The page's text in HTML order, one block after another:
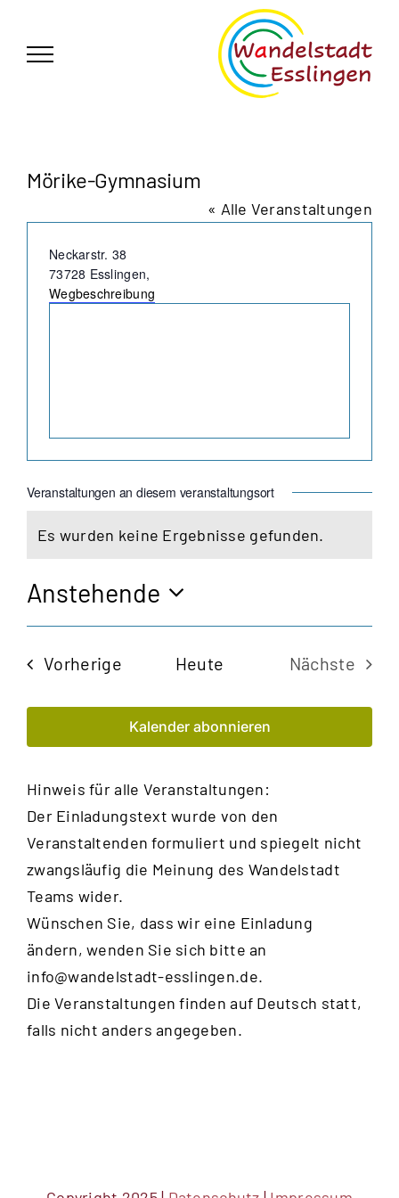
springen
Mörike-Gymnasium
« Alle Veranstaltungen
Adresse
Neckarstr. 38
73728 Esslingen,
Wegbeschreibung
Veranstaltungen an diesem veranstaltungsort
Hinweis
Es wurden keine Ergebnisse gefunden.
Anstehende
Datum
VorherigeVeranstaltungen
Heute
Nächste
Kalender abonnieren
Hinweis für alle Veranstaltungen:
Der Einladungstext wurde von den
Veranstaltenden formuliert und spiegelt nicht
zwangsläufig die Meinung des Wandelstadt
Teams wider.
Wünschen Sie, dass wir eine Einladung
ändern, wenden Sie sich bitte an
info@wandelstadt-esslingen.de.
Die Veranstaltungen finden auf Deutsch statt,
falls nicht anders angegeben.